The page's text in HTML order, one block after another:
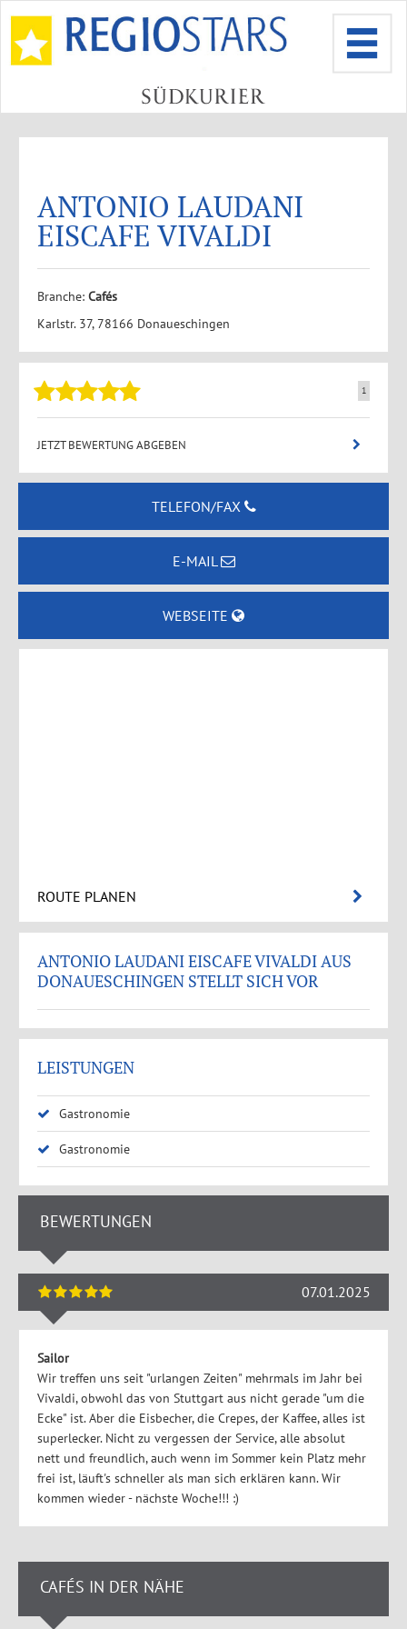
ANTONIO LAUDANI
EISCAFE VIVALDI
Branche: Cafés
Karlstr. 37, 78166 Donaueschingen
1
JETZT BEWERTUNG ABGEBEN
TELEFON/FAX
E-MAIL
WEBSEITE
ROUTE PLANEN
ANTONIO LAUDANI EISCAFE VIVALDI AUS
DONAUESCHINGEN STELLT SICH VOR
LEISTUNGEN
Gastronomie
Gastronomie
BEWERTUNGEN
07.01.2025
Sailor
Wir treffen uns seit "urlangen Zeiten" mehrmals im Jahr bei
Vivaldi, obwohl das von Stuttgart aus nicht gerade "um die
Ecke" ist. Aber die Eisbecher, die Crepes, der Kaffee, alles ist
superlecker. Nicht zu vergessen der Service, alle absolut
nett und freundlich, auch wenn im Sommer kein Platz mehr
frei ist, läuft's schneller als man sich erklären kann. Wir
kommen wieder - nächste Woche!!! :)
CAFÉS IN DER NÄHE